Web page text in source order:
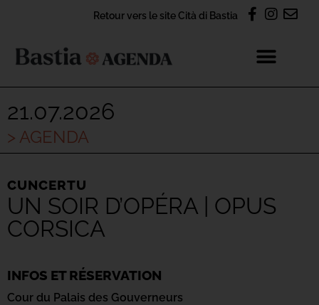
Retour vers le site Cità di Bastia
21.07.2026
> AGENDA
CUNCERTU
UN SOIR D’OPÉRA | OPUS
CORSICA
INFOS ET RÉSERVATION
Cour du Palais des Gouverneurs